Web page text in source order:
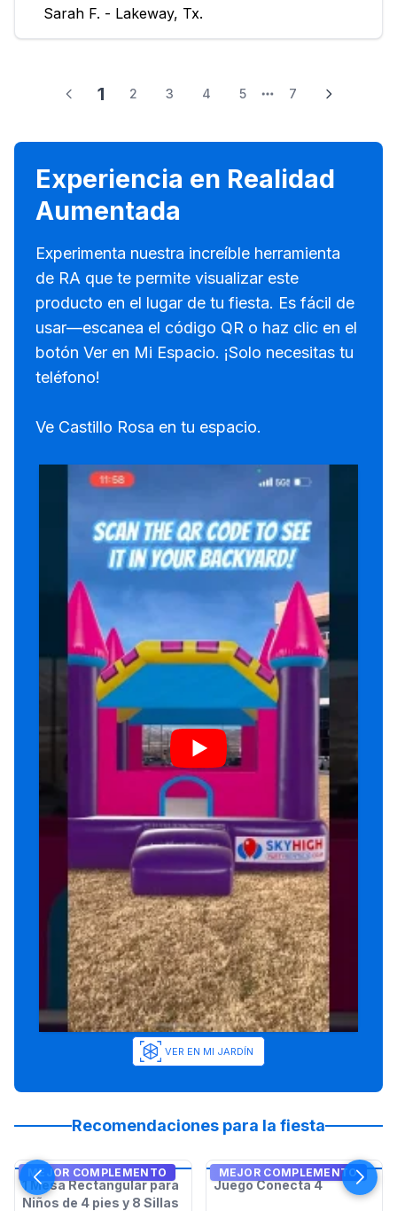
Sarah F. - Lakeway, Tx.
1 2 3 4 5 7
Experiencia en Realidad
Aumentada
Experimenta nuestra increíble herramienta
de RA que te permite visualizar este
producto en el lugar de tu fiesta. Es fácil de
usar—escanea el código QR o haz clic en el
botón Ver en Mi Espacio. ¡Solo necesitas tu
teléfono!
Ve Castillo Rosa en tu espacio.
VER EN MI JARDÍN
Recomendaciones para la fiesta
MEJOR COMPLEMENTO
1 Mesa Rectangular para
Niños de 4 pies y 8 Sillas
MEJOR COMPLEMENTO
Juego Conecta 4